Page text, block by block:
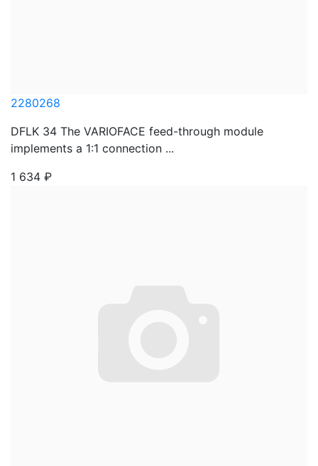
2280268
DFLK 34 The VARIOFACE feed-through module
implements a 1:1 connection ...
1 634 ₽